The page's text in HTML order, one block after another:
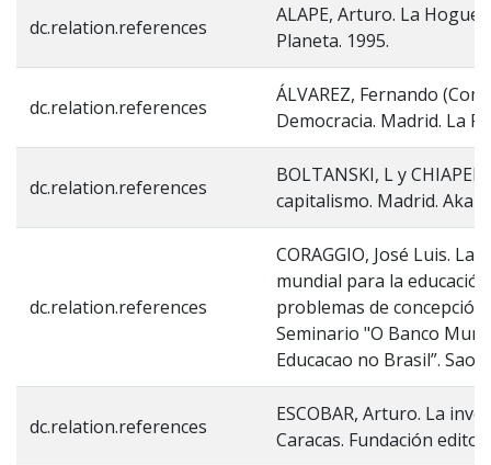
dc.relation.references
ALAPE, Arturo. La
Planeta. 1995.
dc.relation.references
ÁLVAREZ, Fernando
Democracia. Madrid. La
dc.relation.references
BOLTANSKI, L y
capitalismo. Madrid. Akal.
dc.relation.references
CORAGGIO, José Luis.
mundial para la
problemas de
Seminario "O Banco
Educacao no Brasil”. Sao
dc.relation.references
ESCOBAR, Arturo. La
Caracas. Fundación